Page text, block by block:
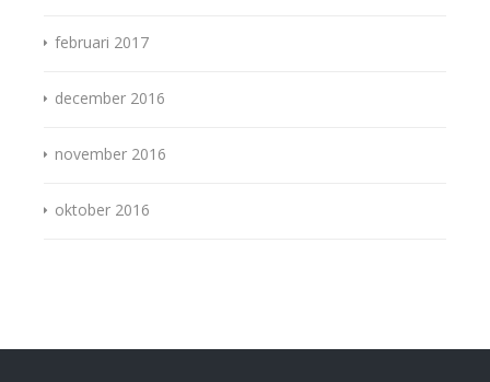
februari 2017
december 2016
november 2016
oktober 2016